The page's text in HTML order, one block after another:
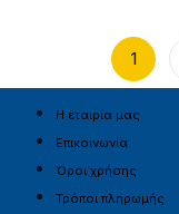
1
Η εταιρία μας
Επικοινωνία
Όροι χρήσης
Τρόποι πληρωμής